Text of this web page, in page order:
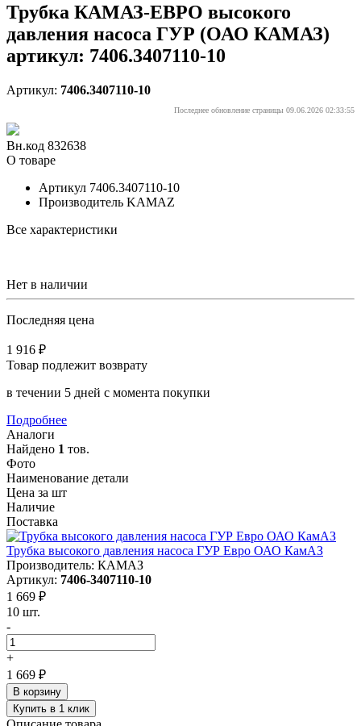
Трубка КАМАЗ-ЕВРО высокого
давления насоса ГУР (ОАО КАМАЗ)
артикул: 7406.3407110-10
Артикул: 7406.3407110-10
Последнее обновление страницы 09.06.2026 02:33:55
Вн.код 832638
О товаре
Артикул 7406.3407110-10
Производитель KAMAZ
Все характеристики
Нет в наличии
Последняя цена
1 916 ₽
Товар подлежит возврату
в течении 5 дней с момента покупки
Подробнее
Аналоги
Найдено 1 тов.
Фото
Наименование детали
Цена за шт
Наличие
Поставка
Трубка высокого давления насоса ГУР Евро ОАО КамАЗ
Производитель: КАМАЗ
Артикул: 7406-3407110-10
1 669 ₽
10 шт.
-
+
1 669 ₽
В корзину
Купить в 1 клик